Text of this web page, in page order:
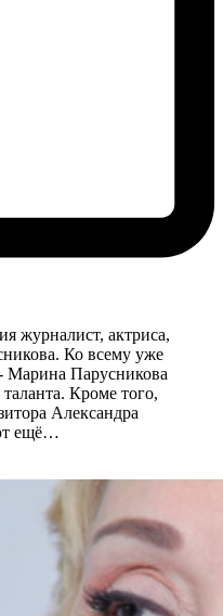
журналист, актриса,
Ко всему уже
Марина Парусникова
Кроме того,
Александра
ещё…